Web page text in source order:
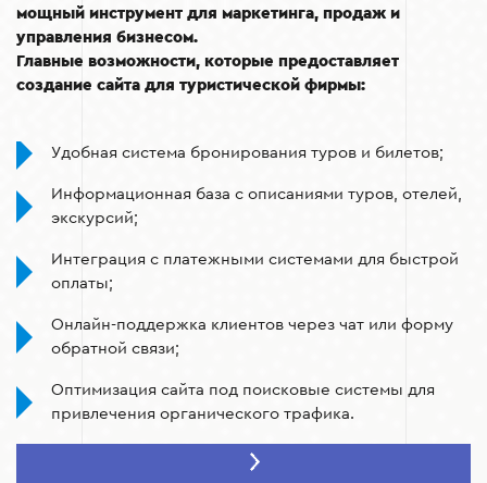
мощный инструмент для маркетинга, продаж и
управления бизнесом.
Главные возможности, которые предоставляет
создание сайта для туристической фирмы:
Удобная система бронирования туров и билетов;
Информационная база с описаниями туров, отелей,
экскурсий;
Интеграция с платежными системами для быстрой
оплаты;
Онлайн-поддержка клиентов через чат или форму
обратной связи;
Оптимизация сайта под поисковые системы для
привлечения органического трафика.